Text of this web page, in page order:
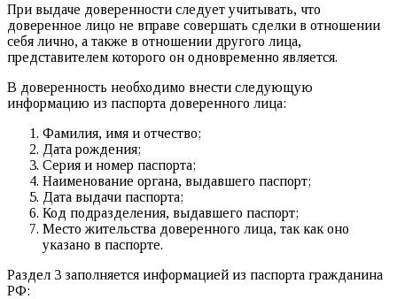
При выдаче доверенности следует учитывать, что
доверенное лицо не вправе совершать сделки в отношении
себя лично, а также в отношении другого лица,
представителем которого он одновременно является.
В доверенность необходимо внести следующую
информацию из паспорта доверенного лица:
Фамилия, имя и отчество;
Дата рождения;
Серия и номер паспорта;
Наименование органа, выдавшего паспорт;
Дата выдачи паспорта;
Код подразделения, выдавшего паспорт;
Место жительства доверенного лица, так как оно
указано в паспорте.
Раздел 3 заполняется информацией из паспорта гражданина
РФ: